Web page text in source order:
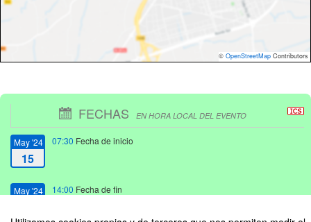
© OpenStreetMap Contributors
FECHAS EN HORA LOCAL DEL EVENTO
May '24
15
07:30 Fecha de inicio
May '24 14:00 Fecha de fin